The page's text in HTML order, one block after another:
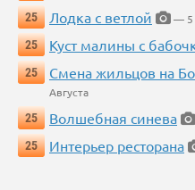
25
Лодка с ветлой
— 5
25
Куст малины с
25
Смена жильцов на
Августа
25
Волшебная синева
25
Интерьер ресторана